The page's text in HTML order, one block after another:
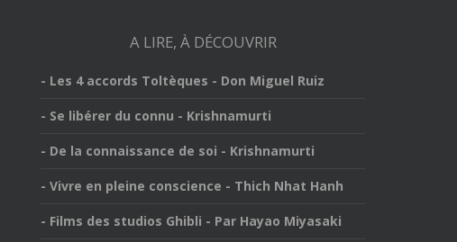
A LIRE, À DÉCOUVRIR
- Les 4 accords Toltèques - Don Miguel Ruiz
- Se libérer du connu - Krishnamurti
- De la connaissance de soi - Krishnamurti
- Vivre en pleine conscience - Thich Nhat Hanh
- Films des studios Ghibli - Par Hayao Miyasaki